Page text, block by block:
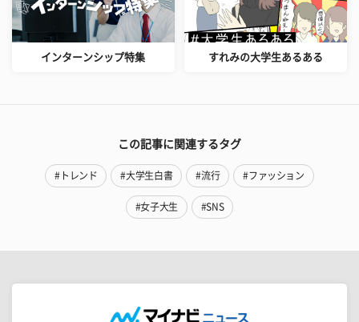
インターンシップ特集 すれみの大学生あるある
この記事に関連するタグ
#トレンド #大学生白書 #流行 #ファッション
#女子大生 #SNS